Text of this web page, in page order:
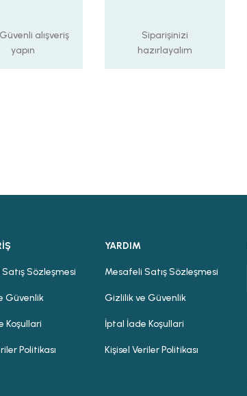
alışveriş
yapın
Siparişinizi
hazırlayalım
Sözleşmesi
Güvenlik
Koşullari
Politikası
YARDIM
Mesafeli Satış Sözleşmesi
Gizlilik ve Güvenlik
İptal İade Koşullari
Kişisel Veriler Politikası